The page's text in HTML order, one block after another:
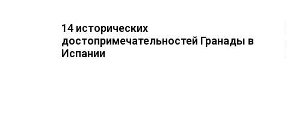
14 исторических
достопримечательностей Гранады в
Испании